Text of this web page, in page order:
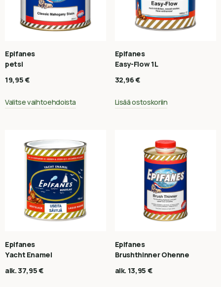
Epifanes
petsi
19,95€
Valitse vaihtoehdoista
Epifanes
Easy-Flow 1L
32,96€
Lisää ostoskoriin
Epifanes
Yacht Enamel
alk.37,95€
Epifanes
Brushthinner Ohenne
alk. 13,95 €